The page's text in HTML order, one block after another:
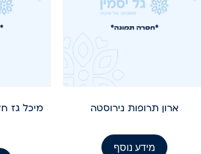
ארון תרופות נירוסטה
מידע נוסף